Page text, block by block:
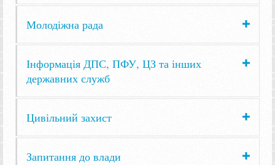
Молодіжна рада
Інформація ДПС, ПФУ, ЦЗ та інших
державних служб
Цивільний захист
Запитання до влади